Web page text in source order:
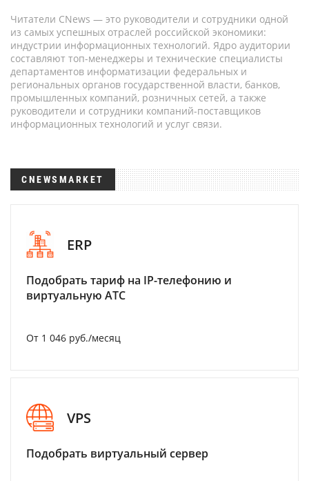
Читатели CNews — это руководители и сотрудники одной
из самых успешных отраслей российской экономики:
индустрии информационных технологий. Ядро аудитории
составляют топ-менеджеры и технические специалисты
департаментов информатизации федеральных и
региональных органов государственной власти, банков,
промышленных компаний, розничных сетей, а также
руководители и сотрудники компаний-поставщиков
информационных технологий и услуг связи.
CNEWSMARKET
ERP
Подобрать тариф на IP-телефонию и
виртуальную АТС
От 1 046 руб./месяц
VPS
Подобрать виртуальный сервер